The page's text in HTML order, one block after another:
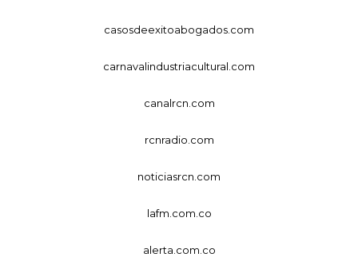
casosdeexitoabogados.com
carnavalindustriacultural.com
canalrcn.com
rcnradio.com
noticiasrcn.com
lafm.com.co
alerta.com.co